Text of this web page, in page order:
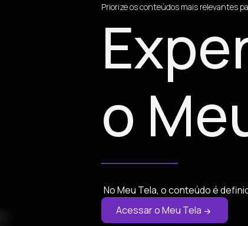
Priorize os conteúdos mais relevantes
o
No Meu Tela, o conteúdo é
Acessar o Meu Tela